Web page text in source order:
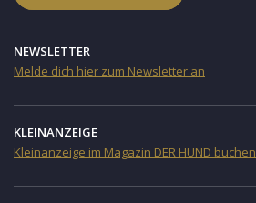
NEWSLETTER
Melde dich hier zum Newsletter an
KLEINANZEIGE
Kleinanzeige im Magazin DER HUND buchen